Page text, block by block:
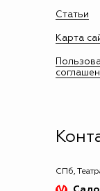
Статьи
Карта
СПб,